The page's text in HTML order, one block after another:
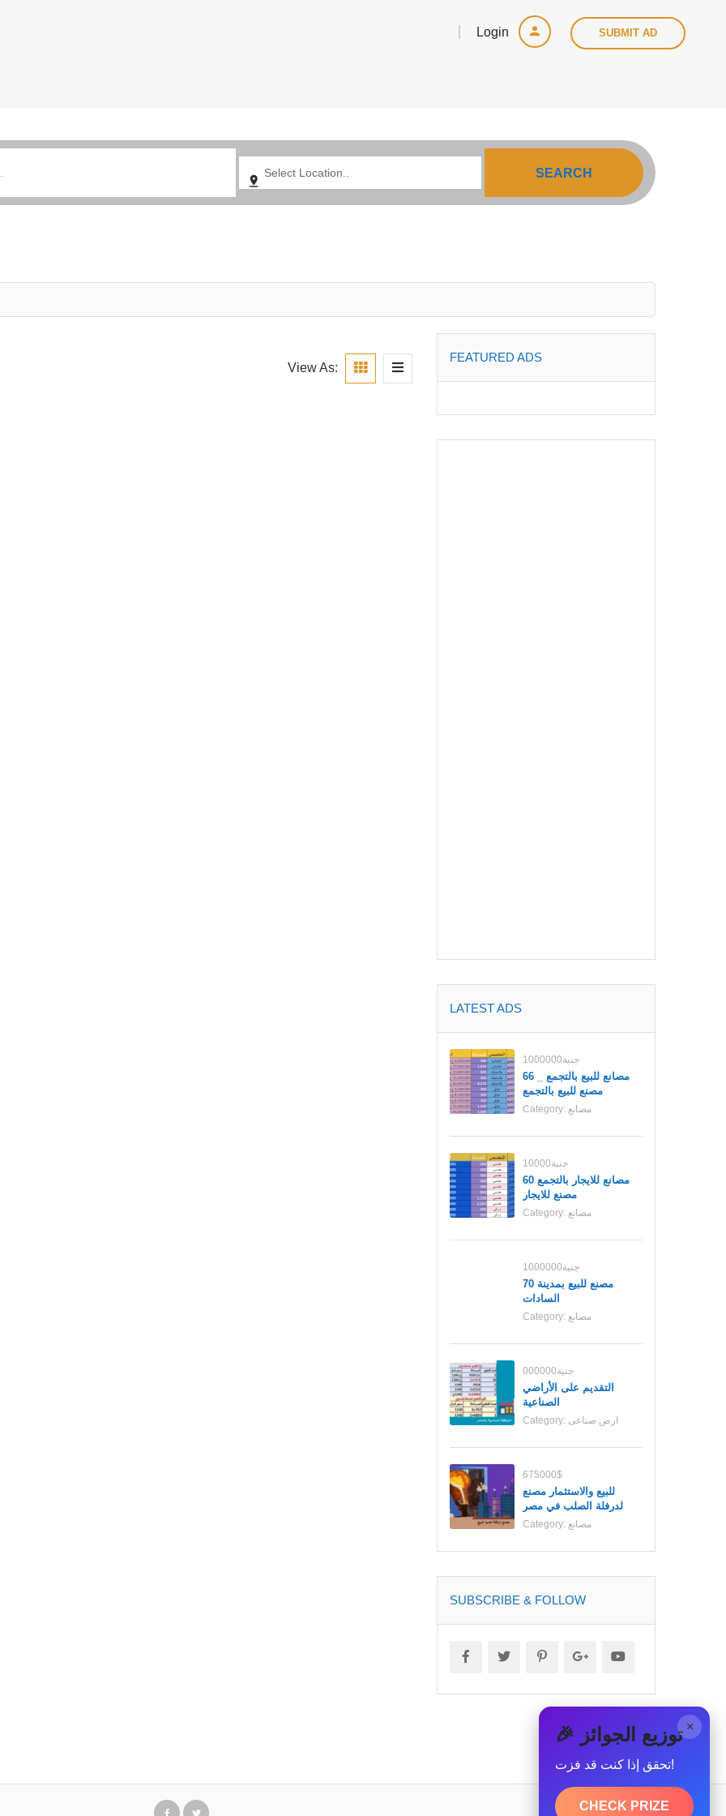
Login SUBMIT AD
SEARCH
View As:
FEATURED ADS
LATEST ADS
1000000جنية
مصانع للبيع بالتجمع _ 66
مصنع للبيع بالتجمع
Category: مصانع
10000جنية
مصانع للايجار بالتجمع 60
مصنع للايجار
Category: مصانع
1000000جنية
70 مصنع للبيع بمدينة
السادات
Category: مصانع
000000جنية
التقديم على الأراضي
الصناعية
Category: ارض صناعى
675000$
للبيع والاستثمار مصنع
لدرفلة الصلب في مصر
Category: مصانع
SUBSCRIBE & FOLLOW
× 🎉 توزيع الجوائز
تحقق إذا كنت قد فزت!
CHECK PRIZE